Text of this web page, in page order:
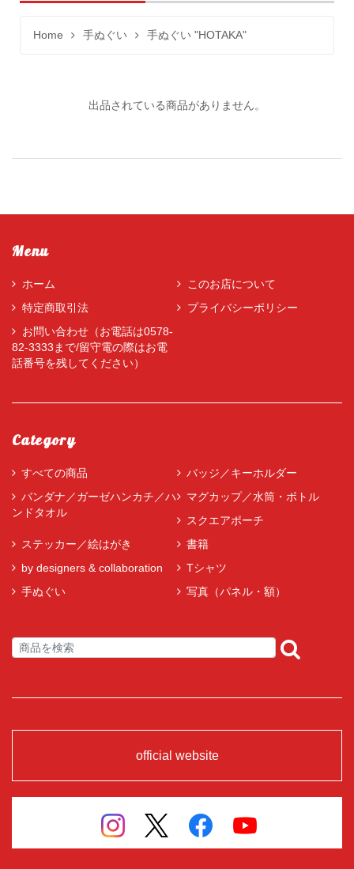
Home 手ぬぐい 手ぬぐい "HOTAKA"
出品されている商品がありません。
Menu
ホーム
このお店について
特定商取引法
プライバシーポリシー
お問い合わせ（お電話は0578-
82-3333まで/留守電の際はお電
話番号を残してください）
Category
すべての商品
バッジ／キーホルダー
バンダナ／ガーゼハンカチ／ハ
ンドタオル
マグカップ／水筒・ボトル
スクエアポーチ
ステッカー／絵はがき
書籍
by designers & collaboration
Tシャツ
手ぬぐい
写真（パネル・額）
official website